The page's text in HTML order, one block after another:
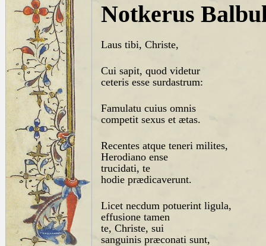
Notkerus
Laus tibi, Christe,
Cui sapit, quod videtur
ceteris esse surdastrum:
Famulatu cuius omnis
competit sexus et ætas.
Recentes atque teneri milites,
Herodiano ense
trucidati, te
hodie prædicaverunt.
Licet necdum potuerint ligula,
effusione tamen
te, Christe, sui
sanguinis præconati sunt,